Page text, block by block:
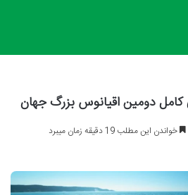
دومین اقیانوس بزرگ جهان
خواندن این مطلب 19 دقیقه زمان میبرد